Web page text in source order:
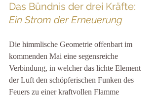
Das Bündnis der drei Kräfte:
Ein Strom der Erneuerung
Die himmlische Geometrie offenbart im
kommenden Mai eine segensreiche
Verbindung, in welcher das lichte Element
der Luft den schöpferischen Funken des
Feuers zu einer kraftvollen Flamme